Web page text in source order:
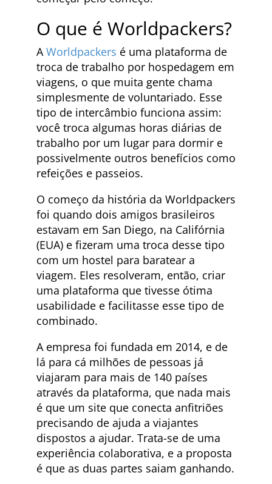
O que é Worldpackers?
A Worldpackers é uma plataforma de
troca de trabalho por hospedagem em
viagens, o que muita gente chama
simplesmente de voluntariado. Esse
tipo de intercâmbio funciona assim:
você troca algumas horas diárias de
trabalho por um lugar para dormir e
possivelmente outros benefícios como
refeições e passeios.
O começo da história da Worldpackers
foi quando dois amigos brasileiros
estavam em San Diego, na Califórnia
(EUA) e fizeram uma troca desse tipo
com um hostel para baratear a
viagem. Eles resolveram, então, criar
uma plataforma que tivesse ótima
usabilidade e facilitasse esse tipo de
combinado.
A empresa foi fundada em 2014, e de
lá para cá milhões de pessoas já
viajaram para mais de 140 países
através da plataforma, que nada mais
é que um site que conecta anfitriões
precisando de ajuda a viajantes
dispostos a ajudar. Trata-se de uma
experiência colaborativa, e a proposta
é que as duas partes saiam ganhando.